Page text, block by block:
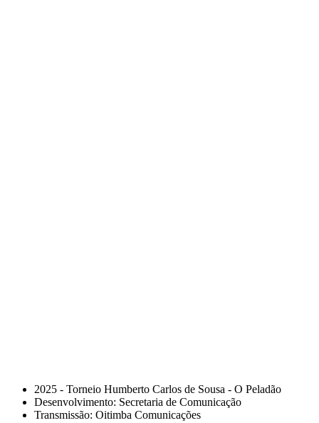
2025 - Torneio Humberto Carlos de Sousa - O Peladão
Desenvolvimento: Secretaria de Comunicação
Transmissão: Oitimba Comunicações